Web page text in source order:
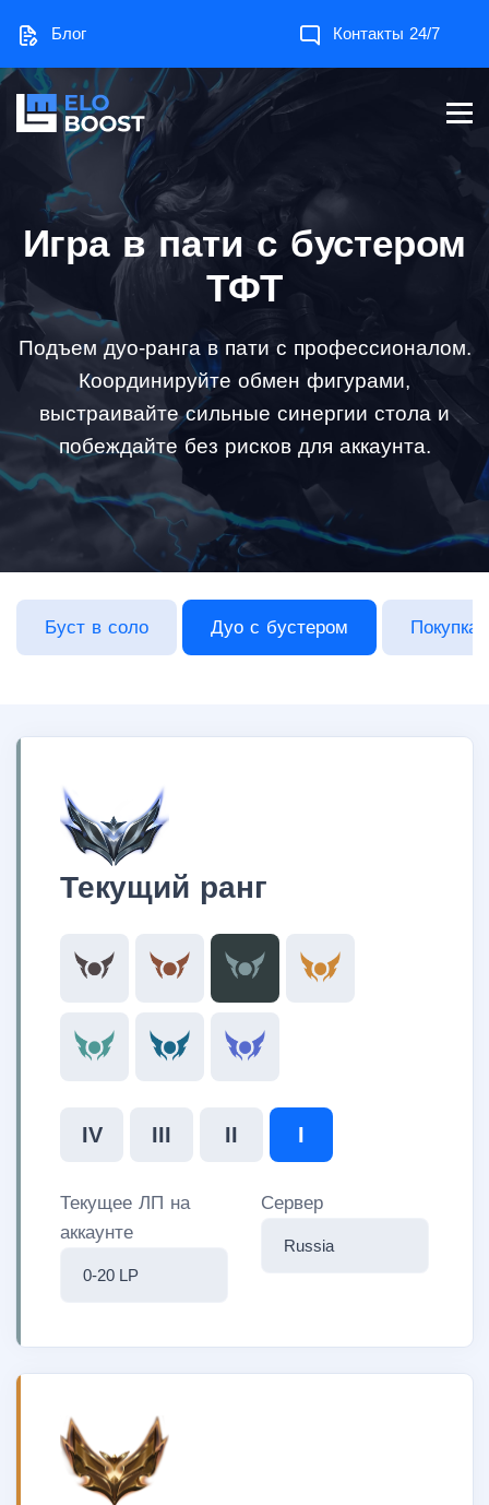
Блог Контакты 24/7
Игра в пати с бустером
ТФТ
Подъем дуо-ранга в пати с профессионалом.
Координируйте обмен фигурами,
выстраивайте сильные синергии стола и
побеждайте без рисков для аккаунта.
Буст в соло Дуо с бустером Покупка
Текущий ранг
IV III II I
Текущее ЛП на
аккаунте
Сервер